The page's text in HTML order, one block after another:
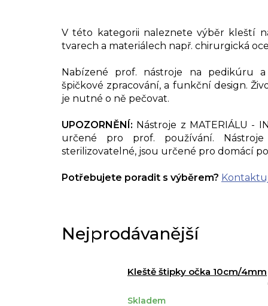
V této kategorii naleznete výběr kleští
tvarech a materiálech např. chirurgická
Nabízené prof. nástroje na pedikúru
špičkové zpracování, a funkční design.
je nutné o ně pečovat.
UPOZORNĚNÍ: Nástroje z MATERIÁLU -
určené pro prof. používání. Nástroje
sterilizovatelné, jsou určené pro domácí
Potřebujete poradit s výběrem?
Nejprodávanější
Kleště štipky očka 10cm/4mm
Skladem